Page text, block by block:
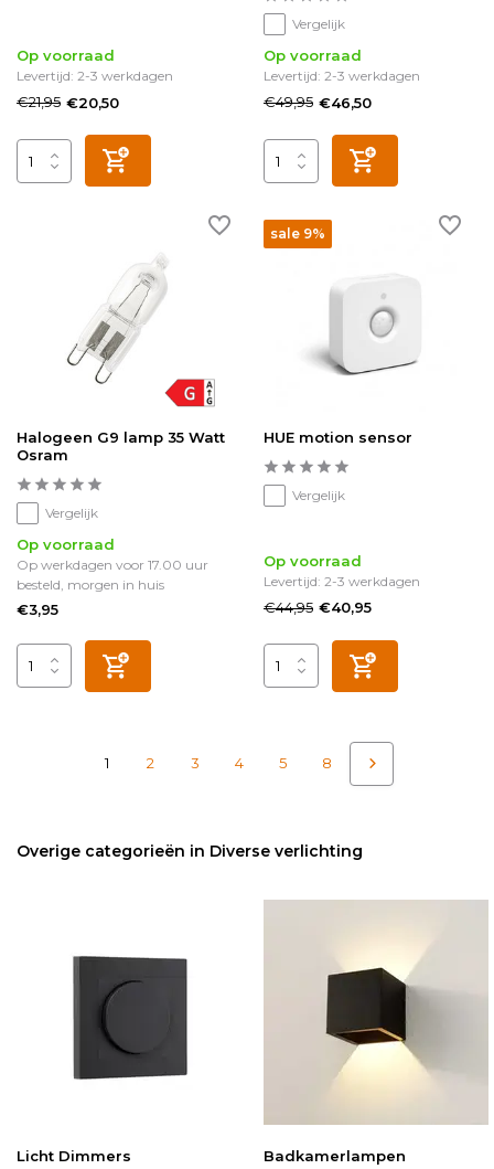
Op voorraad
Levertijd: 2-3 werkdagen
€21,95 €20,50
Vergelijk
Op voorraad
Levertijd: 2-3 werkdagen
€49,95 €46,50
Halogeen G9 lamp 35 Watt
Osram
Vergelijk
Op voorraad
Op werkdagen voor 17.00 uur
besteld, morgen in huis
€3,95
sale 9%
HUE motion sensor
Vergelijk
Op voorraad
Levertijd: 2-3 werkdagen
€44,95 €40,95
1 2 3 4 5 8
Overige categorieën in Diverse verlichting
Licht Dimmers Badkamerlampen